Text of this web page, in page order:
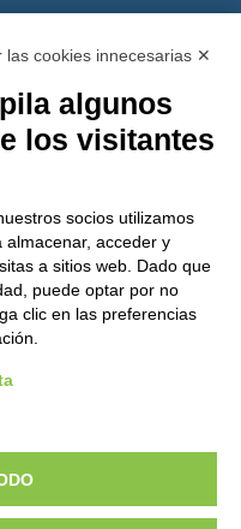
de GEM?
Privacy Policy|Cookie Policy|
las cookies innecesarias ✕
algunos
los visitantes
socios utilizamos
acceder y
a sitios web. Dado que
puede optar por no
clic en las preferencias